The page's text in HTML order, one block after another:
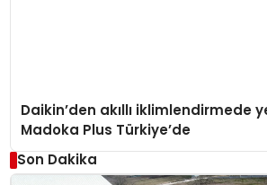
Daikin’den akıllı iklimlendirmede
Madoka Plus Türkiye’de
Son Dakika